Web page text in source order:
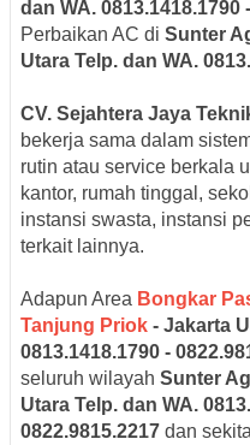
dan WA. 0813.1418.1790
Perbaikan AC di Sunter
Utara Telp. dan WA.
CV. Sejahtera Jaya
bekerja sama dalam
rutin atau service berkala
kantor, rumah tinggal,
instansi swasta, instansi
terkait lainnya.
Adapun Area Bongkar
Tanjung Priok - Jakarta
0813.1418.1790 -
seluruh wilayah Sunter
Utara Telp. dan WA.
0822.9815.2217 dan